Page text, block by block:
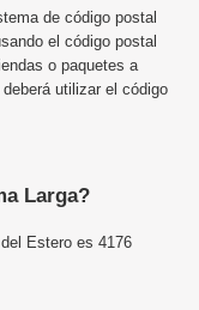
de código postal
el código postal
o paquetes a
utilizar el código
Larga?
Estero es 4176